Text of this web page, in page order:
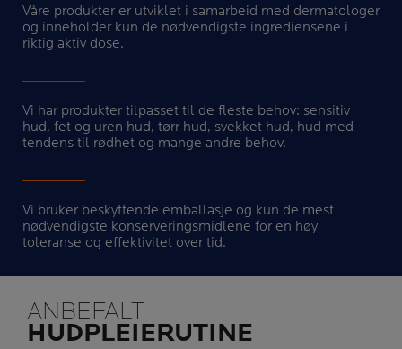
Våre produkter er utviklet i samarbeid med dermatologer
og inneholder kun de nødvendigste ingrediensene i
riktig aktiv dose.
Vi har produkter tilpasset til de fleste behov: sensitiv
hud, fet og uren hud, tørr hud, svekket hud, hud med
tendens til rødhet og mange andre behov.
Vi bruker beskyttende emballasje og kun de mest
nødvendigste konserveringsmidlene for en høy
toleranse og effektivitet over tid.
ANBEFALT
HUDPLEIERUTINE